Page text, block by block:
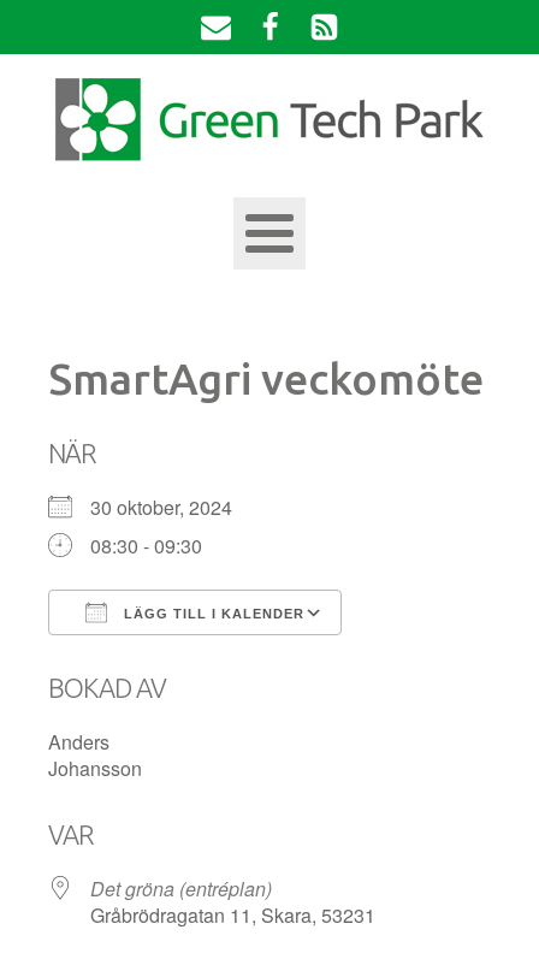
SmartAgri veckomöte
NÄR
30 oktober, 2024
08:30 - 09:30
LÄGG TILL I KALENDER
BOKAD AV
Anders
Johansson
VAR
Det gröna (entréplan)
Gråbrödragatan 11, Skara, 53231